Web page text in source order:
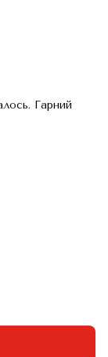
Гарний